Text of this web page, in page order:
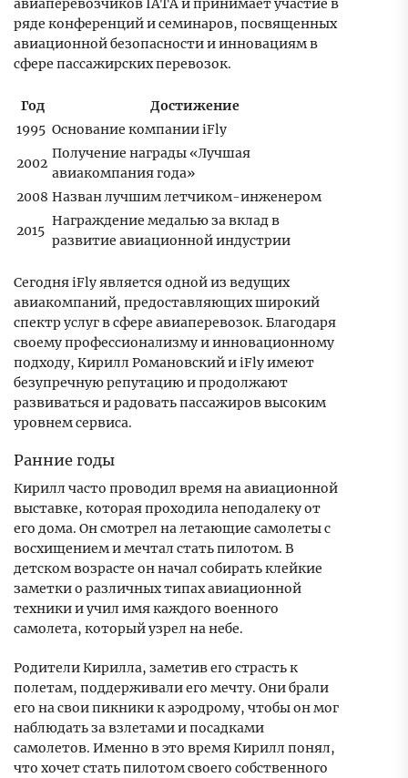
авиаперевозчиков IATA и принимает участие в
ряде конференций и семинаров, посвященных
авиационной безопасности и инновациям в
сфере пассажирских перевозок.
Год
Достижение
1995 Основание компании iFly
2002
Получение награды «Лучшая
авиакомпания года»
2008 Назван лучшим летчиком-инженером
2015
Награждение медалью за вклад в
развитие авиационной индустрии
Сегодня iFly является одной из ведущих
авиакомпаний, предоставляющих широкий
спектр услуг в сфере авиаперевозок. Благодаря
своему профессионализму и инновационному
подходу, Кирилл Романовский и iFly имеют
безупречную репутацию и продолжают
развиваться и радовать пассажиров высоким
уровнем сервиса.
Ранние годы
Кирилл часто проводил время на авиационной
выставке, которая проходила неподалеку от
его дома. Он смотрел на летающие самолеты с
восхищением и мечтал стать пилотом. В
детском возрасте он начал собирать клейкие
заметки о различных типах авиационной
техники и учил имя каждого военного
самолета, который узрел на небе.
Родители Кирилла, заметив его страсть к
полетам, поддерживали его мечту. Они брали
его на свои пикники к аэродрому, чтобы он мог
наблюдать за взлетами и посадками
самолетов. Именно в это время Кирилл понял,
что хочет стать пилотом своего собственного